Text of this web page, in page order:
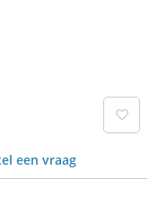
een vraag